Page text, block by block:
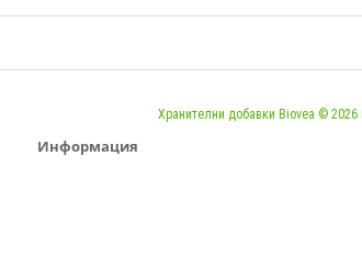
Информация
Хранителни добавки Biovea © 2026